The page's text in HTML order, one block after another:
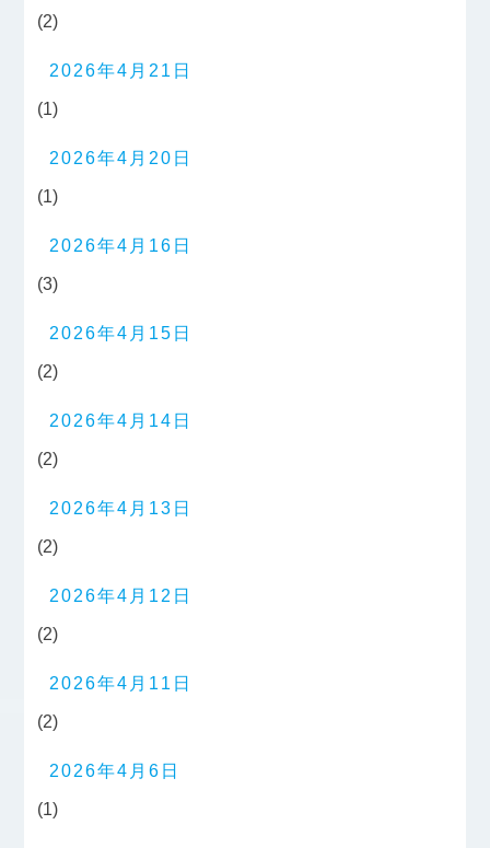
(2)
2026年4月21日
(1)
2026年4月20日
(1)
2026年4月16日
(3)
2026年4月15日
(2)
2026年4月14日
(2)
2026年4月13日
(2)
2026年4月12日
(2)
2026年4月11日
(2)
2026年4月6日
(1)